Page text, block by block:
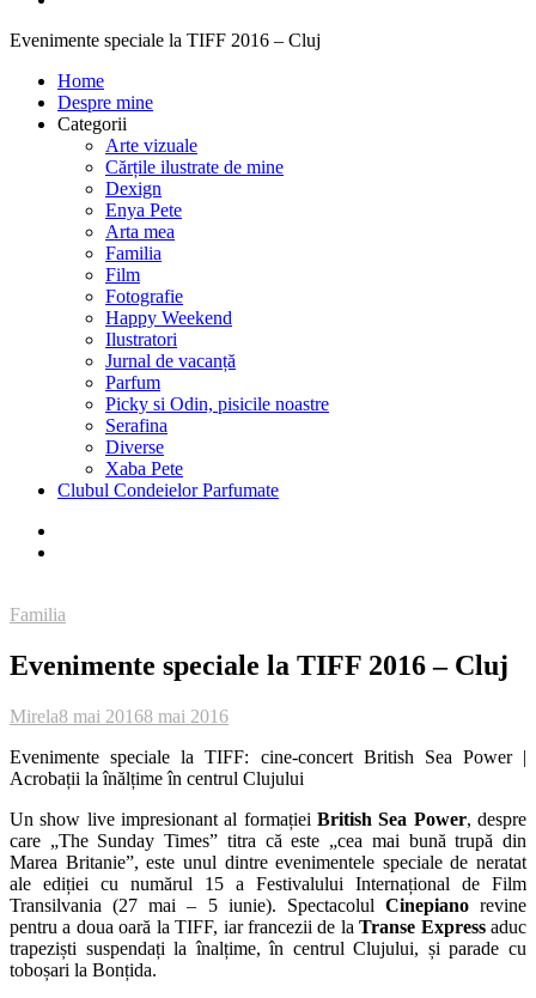
Evenimente speciale la TIFF 2016 – Cluj
Home
Despre mine
Categorii
Arte vizuale
Cărțile ilustrate de mine
Dexign
Enya Pete
Arta mea
Familia
Film
Fotografie
Happy Weekend
Ilustratori
Jurnal de vacanță
Parfum
Picky si Odin, pisicile noastre
Serafina
Diverse
Xaba Pete
Clubul Condeielor Parfumate
Familia
Evenimente speciale la TIFF 2016 – Cluj
Mirela8 mai 20168 mai 2016
Evenimente speciale la TIFF: cine-concert British Sea Power |
Acrobații la înălțime în centrul Clujului
Un show live impresionant al formației British Sea Power, despre
care „The Sunday Times” titra că este „cea mai bună trupă din
Marea Britanie”, este unul dintre evenimentele speciale de neratat
ale ediției cu numărul 15 a Festivalului Internațional de Film
Transilvania (27 mai – 5 iunie). Spectacolul Cinepiano revine
pentru a doua oară la TIFF, iar francezii de laTranse Expressaduc
trapeziști suspendați la înalțime, în centrul Clujului, și parade cu
toboșari la Bonțida.